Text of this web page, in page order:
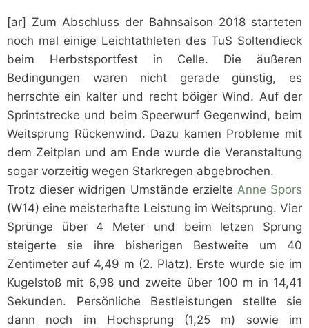
[ar] Zum Abschluss der Bahnsaison 2018 starteten
noch mal einige Leichtathleten des TuS Soltendieck
beim Herbstsportfest in Celle. Die äußeren
Bedingungen waren nicht gerade günstig, es
herrschte ein kalter und recht böiger Wind. Auf der
Sprintstrecke und beim Speerwurf Gegenwind, beim
Weitsprung Rückenwind. Dazu kamen Probleme mit
dem Zeitplan und am Ende wurde die Veranstaltung
sogar vorzeitig wegen Starkregen abgebrochen.
Trotz dieser widrigen Umstände erzielte Anne Spors
(W14) eine meisterhafte Leistung im Weitsprung. Vier
Sprünge über 4 Meter und beim letzen Sprung
steigerte sie ihre bisherigen Bestweite um 40
Zentimeter auf 4,49 m (2. Platz). Erste wurde sie im
Kugelstoß mit 6,98 und zweite über 100 m in 14,41
Sekunden. Persönliche Bestleistungen stellte sie
dann noch im Hochsprung (1,25 m) sowie im